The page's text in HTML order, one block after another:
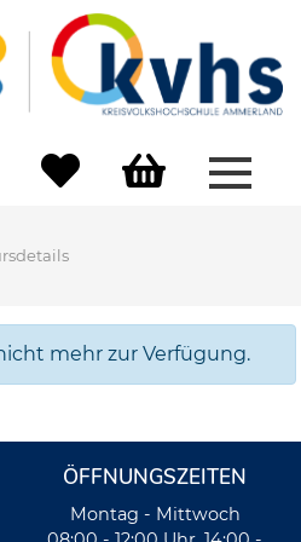
mehr zur Verfügung.
ÖFFNUNGSZEITEN
Montag - Mittwoch